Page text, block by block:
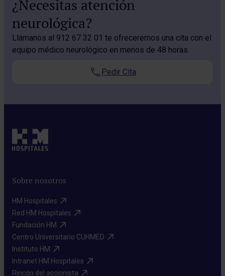
¿Necesitas atención
neurológica?
Llámanos al 912 67 32 01 te ofreceremos una cita con el
equipo médico neurológico en menos de 48 horas.
Pedir Cita
Sobre nosotros
HM Hospitales​
Red HM Hospitales​
Fundación HM​
Centro Universitario CUHMED​
Instituto HM​
Intranet HM Hospitales​
Rincón del accionista​